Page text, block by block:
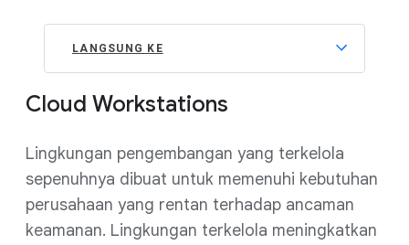
LANGSUNG KE
Cloud Workstations
Lingkungan pengembangan yang terkelola
sepenuhnya dibuat untuk memenuhi kebutuhan
perusahaan yang rentan terhadap ancaman
keamanan. Lingkungan terkelola meningkatkan